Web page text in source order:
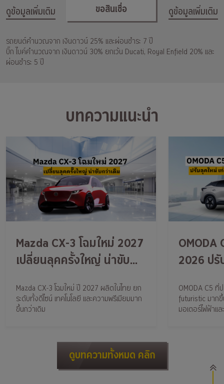
ดูข้อมูลเพิ่มเติม ขอสินเชื่อ ดูข้อมูลเพิ่มเติม
รถยนต์คำนวณจาก เงินดาวน์ 25% และผ่อนชำระ 7 ปี
บิ๊ก ไบค์คำนวณจาก เงินดาวน์ 30% ยกเว้น Ducati, Royal Enfield 20% และ
ผ่อนชำระ 5 ปี
บทความแนะนำ
Mazda CX-3 โฉมใหม่ 2027
เปลี่ยนลุคครั้งใหญ่ น่าขับ
Mazda CX-3 โฉมใหม่ ปี 2027 ผลิตในไทย ยก
ระดับทั้งดีไซน์ เทคโนโลยี และความพรีเมียมมาก
ขึ้นกว่าเดิม
OMODA
2026 ปรั
OMODA C5 ที่
futuristic มาก
มอเตอร์ไฟฟ้าแล
ดูบทความทั้งหมด คลิก